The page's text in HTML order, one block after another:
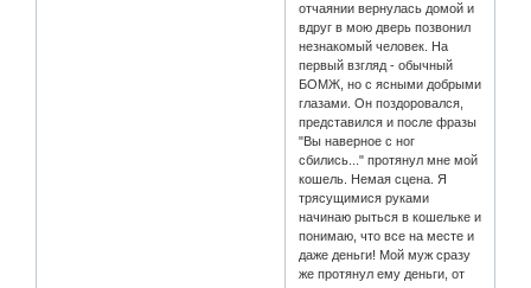
отчаянии вернулась домой и
вдруг в мою дверь позвонил
незнакомый человек. На
первый взгляд - обычный
БОМЖ, но с ясными добрыми
глазами. Он поздоровался,
представился и после фразы
"Вы наверное с ног
сбились..." протянул мне мой
кошель. Немая сцена. Я
трясущимися руками
начинаю рыться в кошельке и
понимаю, что все на месте и
даже деньги! Мой муж сразу
же протянул ему деньги, от